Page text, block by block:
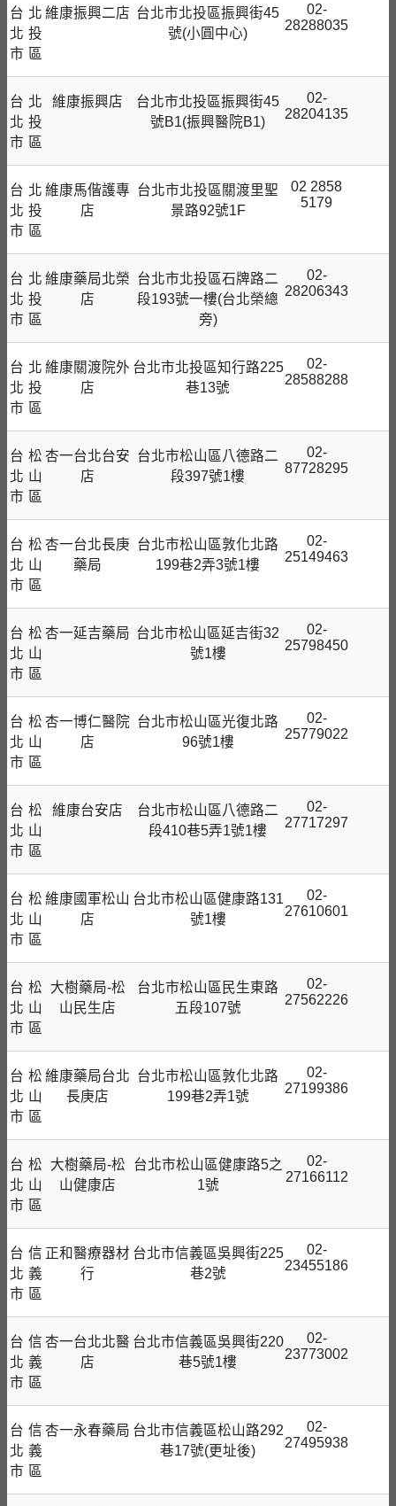
台
北
市
北
投
區
維康振興二店 台北市北投區振興街45
號(小圓中心)
02-
28288035
台
北
市
北
投
區
維康振興店
台北市北投區振興街45
號B1(振興醫院B1)
02-
28204135
台
北
市
北
投
區
維康馬偕護專
店
台北市北投區關渡里聖
景路92號1F
02 2858
5179
台
北
市
北
投
區
維康藥局北榮
店
台北市北投區石牌路二
段193號一樓(台北榮總
旁)
02-
28206343
台
北
市
北
投
區
維康關渡院外
店
台北市北投區知行路225
巷13號
02-
28588288
台
北
市
松
山
區
杏一台北台安
店
台北市松山區八德路二
段397號1樓
02-
87728295
台
北
市
松
山
區
杏一台北長庚
藥局
台北市松山區敦化北路
199巷2弄3號1樓
02-
25149463
台
北
市
松
山
區
杏一延吉藥局 台北市松山區延吉街32
號1樓
02-
25798450
台
北
市
松
山
區
杏一博仁醫院
店
台北市松山區光復北路
96號1樓
02-
25779022
台
北
市
松
山
區
維康台安店
台北市松山區八德路二
段410巷5弄1號1樓
02-
27717297
台
北
市
松
山
區
維康國軍松山
店
台北市松山區健康路131
號1樓
02-
27610601
台
北
市
松
山
區
大樹藥局-松
山民生店
台北市松山區民生東路
五段107號
02-
27562226
台
北
市
松
山
區
維康藥局台北
長庚店
台北市松山區敦化北路
199巷2弄1號
02-
27199386
台
北
市
松
山
區
大樹藥局-松
山健康店
台北市松山區健康路5之
1號
02-
27166112
台
北
市
信
義
區
正和醫療器材
行
台北市信義區吳興街225
巷2號
02-
23455186
台
北
市
信
義
區
杏一台北北醫
店
台北市信義區吳興街220
巷5號1樓
02-
23773002
台
北
市
信
義
區
杏一永春藥局 台北市信義區松山路292
巷17號(更址後)
02-
27495938